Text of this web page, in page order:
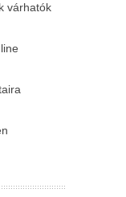
várhatók